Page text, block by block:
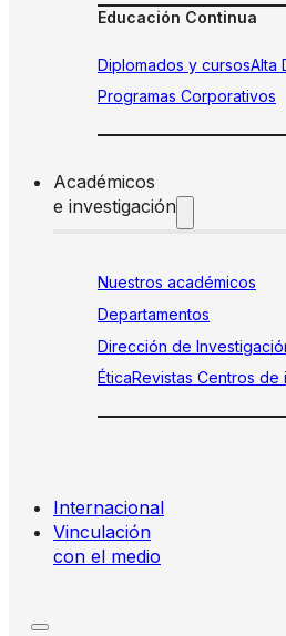
Educación Continua
Diplomados y cursosAlta
Programas Corporativos
Académicos
e investigación
Nuestros académicos
Departamentos
Dirección de
ÉticaRevistas Centros de
Internacional
Vinculación
con el medio